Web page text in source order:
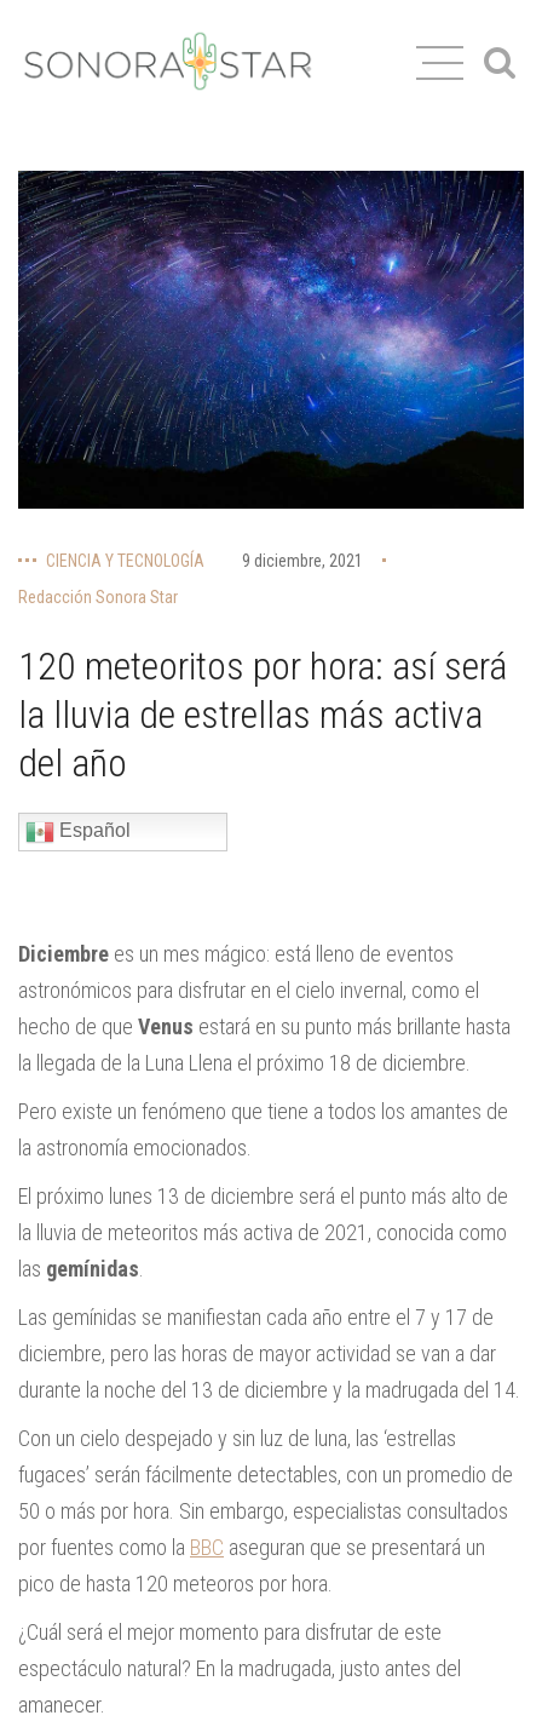
CIENCIA Y TECNOLOGÍA
9 diciembre, 2021
Redacción Sonora Star
120 meteoritos por hora: así será
la lluvia de estrellas más activa
del año
Español
Diciembre es un mes mágico: está lleno de eventos
astronómicos para disfrutar en el cielo invernal, como el
hecho de que Venus estará en su punto más brillante hasta
la llegada de la Luna Llena el próximo 18 de diciembre.
Pero existe un fenómeno que tiene a todos los amantes de
la astronomía emocionados.
El próximo lunes 13 de diciembre será el punto más alto de
la lluvia de meteoritos más activa de 2021, conocida como
las gemínidas
Las gemínidas se manifiestan cada año entre el 7 y 17 de
diciembre, pero las horas de mayor actividad se van a dar
durante la noche del 13 de diciembre y la madrugada del 14.
Con un cielo despejado y sin luz de luna, las ‘estrellas
fugaces’ serán fácilmente detectables, con un promedio de
50 o más por hora. Sin embargo, especialistas consultados
por fuentes como la BBC aseguran que se presentará un
pico de hasta 120 meteoros por hora.
¿Cuál será el mejor momento para disfrutar de este
espectáculo natural? En la madrugada, justo antes del
amanecer.